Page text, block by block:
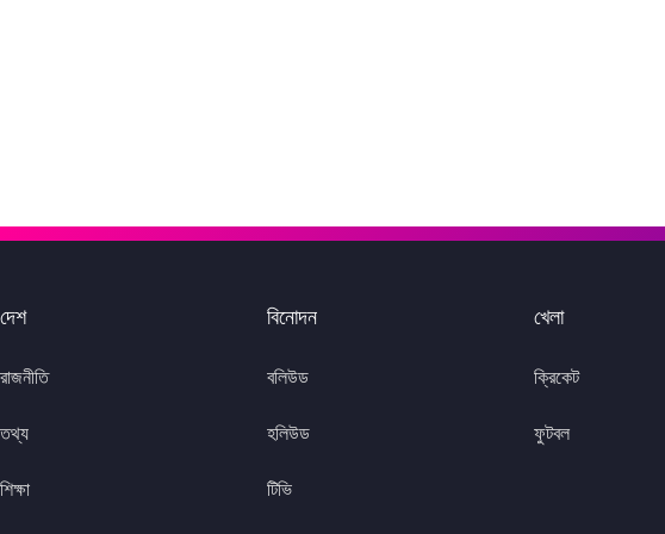
দেশ
রাজনীতি
তথ্য
শিক্ষা
বিনোদন
বলিউড
হলিউড
টিভি
খেলা
ক্রিকেট
ফুটবল